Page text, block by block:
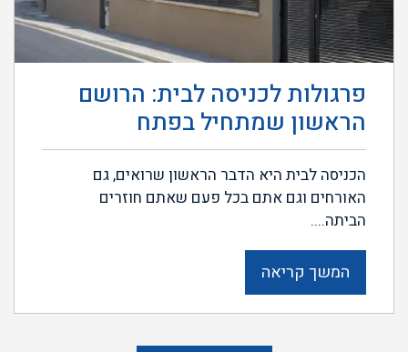
פרגולות לכניסה לבית: הרושם
הראשון שמתחיל בפתח
הכניסה לבית היא הדבר הראשון שרואים, גם
האורחים וגם אתם בכל פעם שאתם חוזרים
הביתה....
המשך קריאה